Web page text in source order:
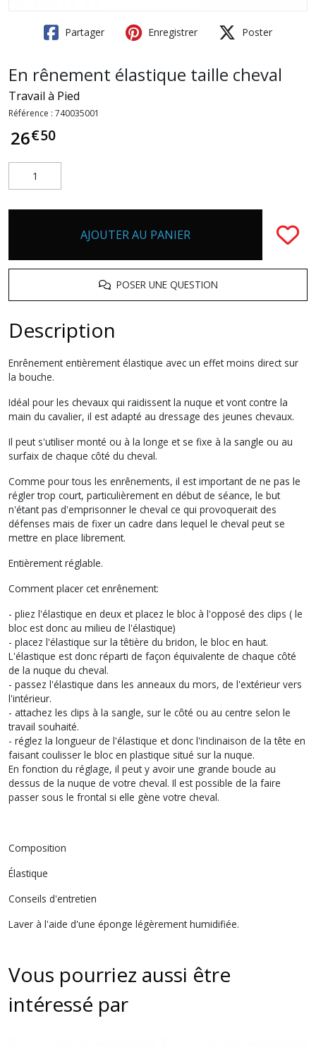
Partager Enregistrer Poster
En rênement élastique taille cheval
Travail à Pied
Référence : 740035001
26€50
AJOUTER AU PANIER
POSER UNE QUESTION
Description
Enrênement entièrement élastique avec un effet moins direct sur
la bouche.
Idéal pour les chevaux qui raidissent la nuque et vont contre la
main du cavalier, il est adapté au dressage des jeunes chevaux.
Il peut s'utiliser monté ou à la longe et se fixe à la sangle ou au
surfaix de chaque côté du cheval.
Comme pour tous les enrênements, il est important de ne pas le
régler trop court, particulièrement en début de séance, le but
n'étant pas d'emprisonner le cheval ce qui provoquerait des
défenses mais de fixer un cadre dans lequel le cheval peut se
mettre en place librement.
Entièrement réglable.
Comment placer cet enrênement:
- pliez l'élastique en deux et placez le bloc à l'opposé des clips ( le
bloc est donc au milieu de l'élastique)
- placez l'élastique sur la têtière du bridon, le bloc en haut.
L'élastique est donc réparti de façon équivalente de chaque côté
de la nuque du cheval.
- passez l'élastique dans les anneaux du mors, de l'extérieur vers
l'intérieur.
- attachez les clips à la sangle, sur le côté ou au centre selon le
travail souhaité.
- réglez la longueur de l'élastique et donc l'inclinaison de la tête en
faisant coulisser le bloc en plastique situé sur la nuque.
En fonction du réglage, il peut y avoir une grande boucle au
dessus de la nuque de votre cheval. Il est possible de la faire
passer sous le frontal si elle gène votre cheval.
Composition
Élastique
Conseils d'entretien
Laver à l'aide d'une éponge légèrement humidifiée.
Vous pourriez aussi être
intéressé par